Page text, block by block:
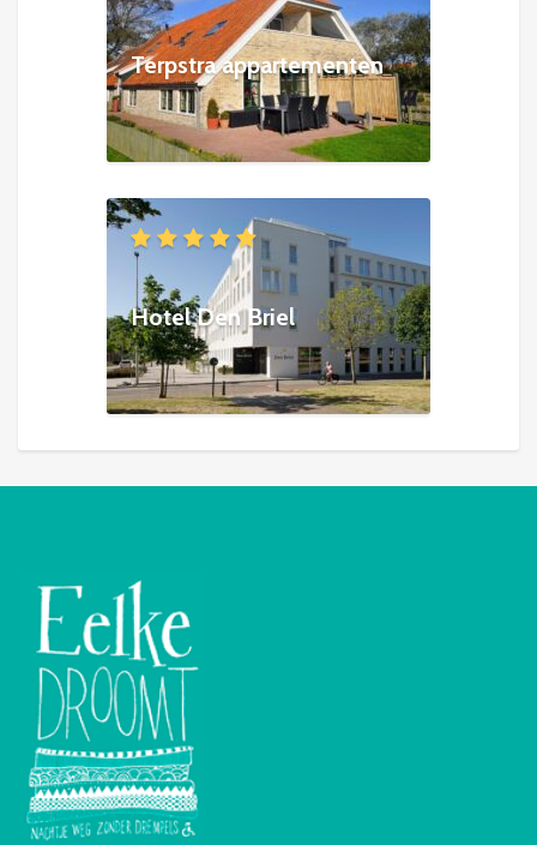
Terpstra appartementen
Hotel Den Briel